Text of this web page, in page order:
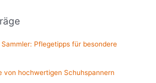
Pflegetipps für besondere
von hochwertigen Schuhspannern